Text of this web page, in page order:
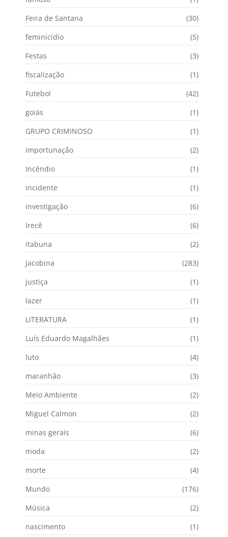
Feira de Santana
(30)
feminicídio
(5)
Festas
(3)
fiscalização
(1)
Futebol
(42)
goiás
(1)
GRUPO CRIMINOSO
(1)
importunação
(2)
Incêndio
(1)
incidente
(1)
investigação
(6)
Irecê
(6)
itabuna
(2)
Jacobina
(283)
justiça
(1)
lazer
(1)
LITERATURA
(1)
Luís Eduardo Magalhães
(1)
luto
(4)
maranhão
(3)
Meio Ambiente
(2)
Miguel Calmon
(2)
minas gerais
(6)
moda
(2)
morte
(4)
Mundo
(176)
Música
(2)
nascimento
(1)